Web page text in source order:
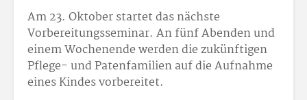
Am 23. Oktober startet das nächste
Vorbereitungsseminar. An fünf Abenden und
einem Wochenende werden die zukünftigen
Pflege- und Patenfamilien auf die Aufnahme
eines Kindes vorbereitet.